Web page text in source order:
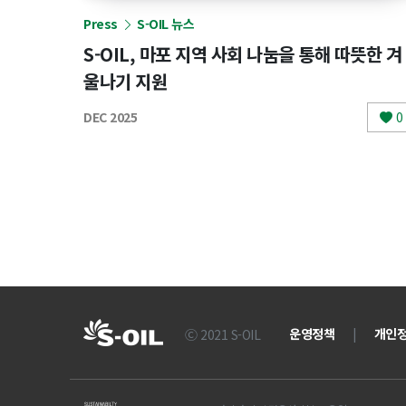
Press S-OIL 뉴스
S-OIL, 마포 지역 사회 나눔을 통해 따뜻한 겨
울나기 지원
DEC 2025 0
Ⓒ 2021 S-OIL 운영정책 | 개인